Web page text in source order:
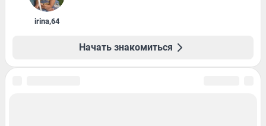
irina,64
Начать знакомиться